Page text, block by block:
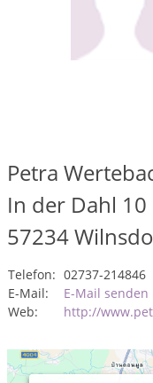
Petra
In der Dahl 10
57234
Telefon: 02737-214846
E-Mail:
E-Mail senden
Web:
http://